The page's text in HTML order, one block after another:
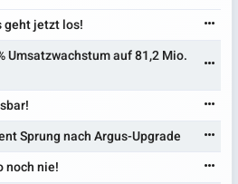
geht jetzt los!
Umsatzwachstum auf 81,2 Mio.
Sprung nach Argus-Upgrade
noch nie!